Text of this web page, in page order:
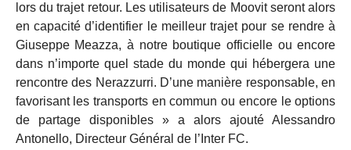
lors du trajet retour. Les utilisateurs de Moovit seront alors
en capacité d’identifier le meilleur trajet pour se rendre à
Giuseppe Meazza, à notre boutique officielle ou encore
dans n’importe quel stade du monde qui hébergera une
rencontre des Nerazzurri. D’une manière responsable, en
favorisant les transports en commun ou encore le options
de partage disponibles » a alors ajouté Alessandro
Antonello, Directeur Général de l’Inter FC.